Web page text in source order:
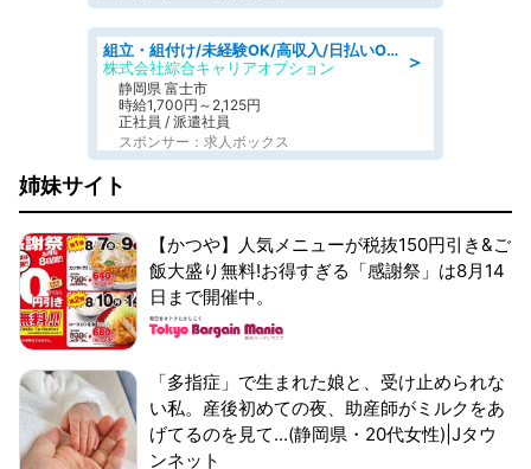
＞
組立・組付け/未経験OK/高収入/日払いOK/寮費無料/交替制
株式会社綜合キャリアオプション
静岡県 富士市
時給1,700円～2,125円
正社員 / 派遣社員
スポンサー：求人ボックス
姉妹サイト
【かつや】人気メニューが税抜150円引き&ご
飯大盛り無料!お得すぎる「感謝祭」は8月14
日まで開催中。
「多指症」で生まれた娘と、受け止められな
い私。産後初めての夜、助産師がミルクをあ
げてるのを見て...(静岡県・20代女性)|Jタウ
ンネット